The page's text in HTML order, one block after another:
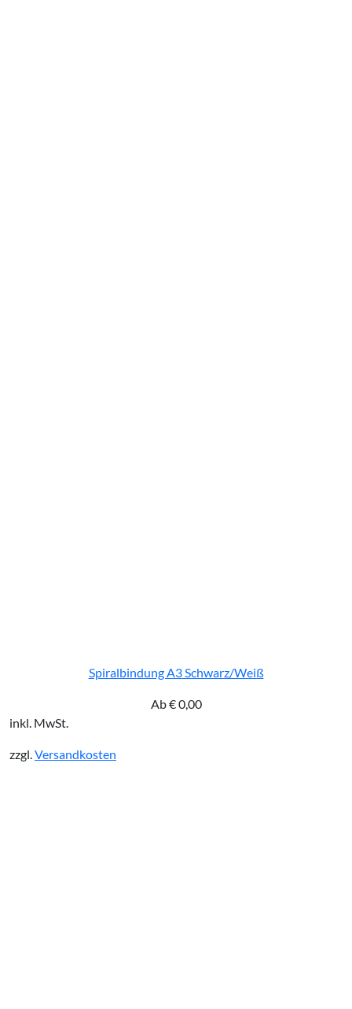
Spiralbindung A3 Schwarz/Weiß
Ab€0,00
inkl. MwSt.
zzgl. Versandkosten